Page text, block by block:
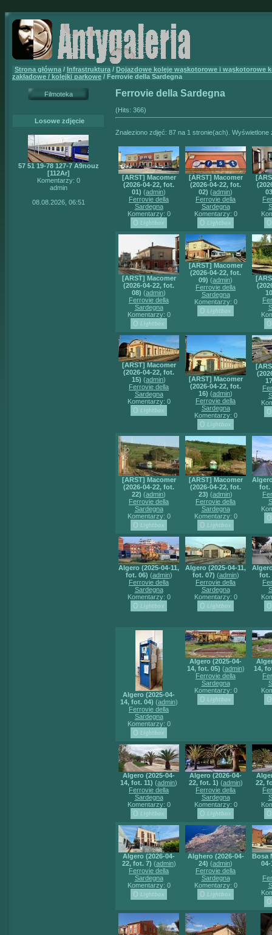
Strona główna / Infrastruktura / Dojazdowe koleje wąskotorowe i wąskotorowe
zakładowe / kolejki parkowe / Ferrovie della Sardegna
Filmoteka
Losowe zdjęcie
57 51 19-78 127-7 A9nouz
[112Ar]
Komentarzy: 0
admin
08.08.2026, 06:51
Ferrovie della Sardegna
(Hits: 366)
Znaleziono zdjęć: 87 na 1 stronie(ach). Wyświetlone
[ARST] Macomer
(2026-04-22, fot.
01) (admin)
Ferrovie della
Sardegna
Komentarzy: 0
[ARST] Macomer
(2026-04-22, fot.
02) (admin)
Ferrovie della
Sardegna
Komentarzy: 0
[ARST] Macomer
(2026-04-22, fot.
08) (admin)
Ferrovie della
Sardegna
Komentarzy: 0
[ARST] Macomer
(2026-04-22, fot.
09) (admin)
Ferrovie della
Sardegna
Komentarzy: 0
[ARST] Macomer
(2026-04-22, fot.
15) (admin)
Ferrovie della
Sardegna
Komentarzy: 0
[ARST] Macomer
(2026-04-22, fot.
16) (admin)
Ferrovie della
Sardegna
Komentarzy: 0
[ARST] Macomer
(2026-04-22, fot.
22) (admin)
Ferrovie della
Sardegna
Komentarzy: 0
[ARST] Macomer
(2026-04-22, fot.
23) (admin)
Ferrovie della
Sardegna
Komentarzy: 0
fot.
Algero (2025-04-11,
fot. 06) (admin)
Ferrovie della
Sardegna
Komentarzy: 0
Algero (2025-04-11,
fot. 07) (admin)
Ferrovie della
Sardegna
Komentarzy: 0
fot.
Algero (2025-04-
14, fot. 04) (admin)
Ferrovie della
Sardegna
Komentarzy: 0
Algero (2025-04-
14, fot. 05) (admin)
Ferrovie della
Sardegna
Komentarzy: 0
14,
Algero (2025-04-
14, fot. 11) (admin)
Ferrovie della
Sardegna
Komentarzy: 0
Algero (2026-04-
22, fot. 1) (admin)
Ferrovie della
Sardegna
Komentarzy: 0
22,
Algero (2026-04-
22, fot. 7) (admin)
Ferrovie della
Sardegna
Komentarzy: 0
Alghero (2026-04-
24) (admin)
Ferrovie della
Sardegna
Komentarzy: 0
Bosa